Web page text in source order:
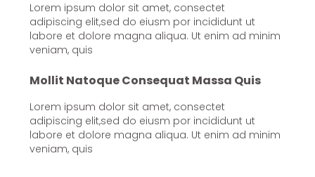
Lorem ipsum dolor sit amet, consectet
adipiscing elit,sed do eiusm por incididunt ut
labore et dolore magna aliqua. Ut enim ad minim
veniam, quis
Mollit Natoque Consequat Massa Quis
Lorem ipsum dolor sit amet, consectet
adipiscing elit,sed do eiusm por incididunt ut
labore et dolore magna aliqua. Ut enim ad minim
veniam, quis